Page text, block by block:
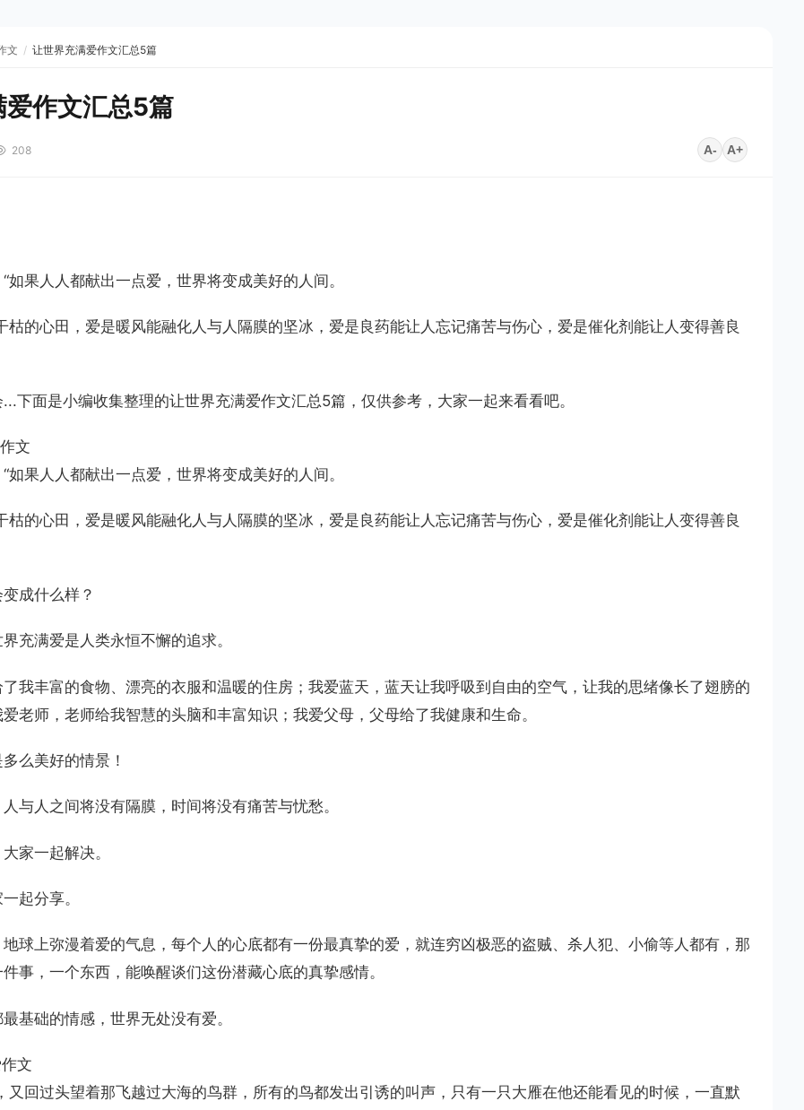
文 / 让世界充满爱作文汇总5篇
作文汇总5篇
208 A- A+
如果人人都献出一点爱，世界将变成美好的人间。
枯的心田，爱是暖风能融化人与人隔膜的坚冰，爱是良药能让人忘记痛苦与伤心，爱是催化剂能让人变得善良
下面是小编收集整理的让世界充满爱作文汇总5篇，仅供参考，大家一起来看看吧。
文
如果人人都献出一点爱，世界将变成美好的人间。
枯的心田，爱是暖风能融化人与人隔膜的坚冰，爱是良药能让人忘记痛苦与伤心，爱是催化剂能让人变得善良
成什么样？
充满爱是人类永恒不懈的追求。
我丰富的食物、漂亮的衣服和温暖的住房；我爱蓝天，蓝天让我呼吸到自由的空气，让我的思绪像长了翅膀的
老师，老师给我智慧的头脑和丰富知识；我爱父母，父母给了我健康和生命。
么美好的情景！
与人之间将没有隔膜，时间将没有痛苦与忧愁。
家一起解决。
起分享。
球上弥漫着爱的气息，每个人的心底都有一份最真挚的爱，就连穷凶极恶的盗贼、杀人犯、小偷等人都有，那
事，一个东西，能唤醒谈们这份潜藏心底的真挚感情。
基础的情感，世界无处没有爱。
文
又回过头望着那飞越过大海的鸟群，所有的鸟都发出引诱的叫声，只有一只大雁在他还能看见的时候，一直默